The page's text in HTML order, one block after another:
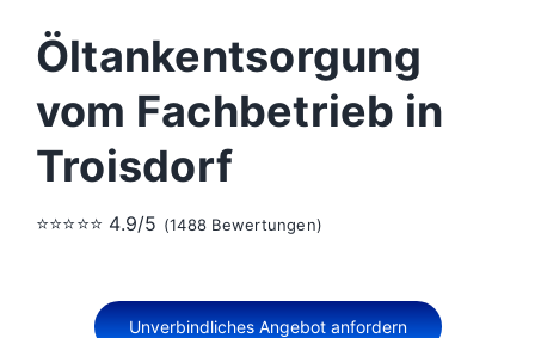
Öltankentsorgung
vom Fachbetrieb in
Troisdorf
⭐⭐⭐⭐⭐ 4.9/5 (1488 Bewertungen)
Unverbindliches Angebot anfordern